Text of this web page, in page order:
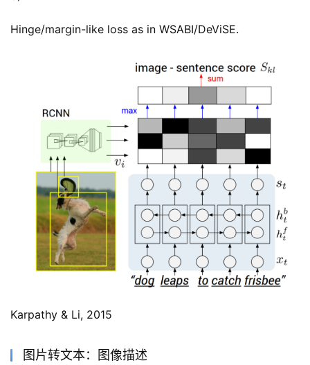
Hinge/margin-like loss as in WSABI/DeViSE.
Karpathy & Li, 2015
图片转文本：图像描述